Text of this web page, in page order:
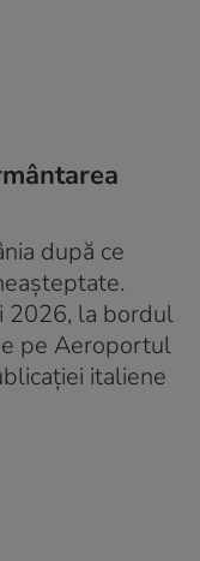
după ce
2026, la bordul
pe Aeroportul
italiene